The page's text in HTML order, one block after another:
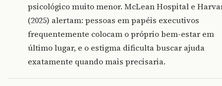
psicológico muito menor. McLean Hospital e
(2025) alertam: pessoas em papéis executivos
frequentemente colocam o próprio bem-estar em
último lugar, e o estigma dificulta buscar ajuda
exatamente quando mais precisaria.